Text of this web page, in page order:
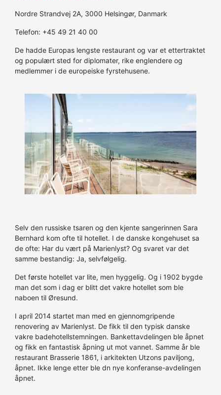
Nordre Strandvej 2A, 3000 Helsingør, Danmark
Telefon: +45 49 21 40 00
De hadde Europas lengste restaurant og var et ettertraktet
og populært sted for diplomater, rike englendere og
medlemmer i de europeiske fyrstehusene.
Selv den russiske tsaren og den kjente sangerinnen Sara
Bernhard kom ofte til hotellet. I de danske kongehuset sa
de ofte: Har du vært på Marienlyst? Og svaret var det
samme bestandig: Ja, selvfølgelig.
Det første hotellet var lite, men hyggelig. Og i 1902 bygde
man det som i dag er blitt det vakre hotellet som ble
naboen til Øresund.
I april 2014 startet man med en gjennomgripende
renovering av Marienlyst. De fikk til den typisk danske
vakre badehotellstemningen. Bankettavdelingen ble åpnet
og fikk en fantastisk åpning ut mot vannet. Samme år ble
restaurant Brasserie 1861, i arkitekten Utzons paviljong,
åpnet. Ikke lenge etter ble dn nye konferanse-avdelingen
åpnet.